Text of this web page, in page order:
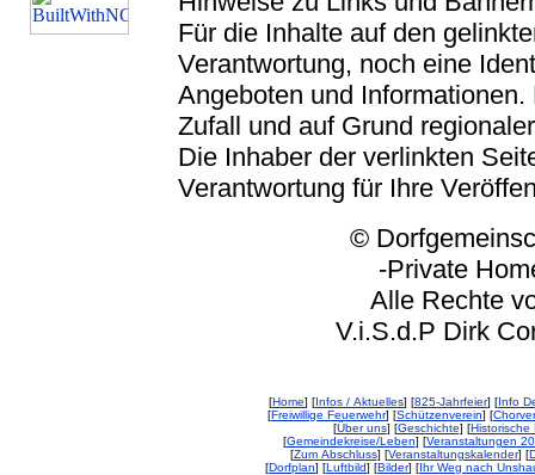
Für die Inhalte auf den
Verantwortung, noch eine
Angeboten und
Zufall und auf Grund
Die Inhaber der verlinkten
Verantwortung für Ihre
© Dorfgemeinschaft
-Private
Alle Rechte
V.i.S.d.P Dirk
[Home] [Infos / Aktuelles] [825-Jahrfeier] [Info
[Freiwillige Feuerwehr] [Schützenverein] [
[Über uns] [Geschichte] [Historische
[Gemeindekreise/Leben] [Veranstaltungen
[Zum Abschluss] [Veranstaltungskalender] [
[Dorfplan] [Luftbild] [Bilder] [Ihr Weg nach